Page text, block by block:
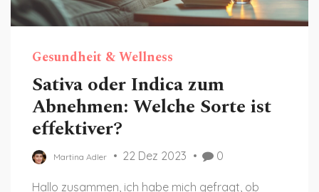
Gesundheit & Wellness
Sativa oder Indica zum
Abnehmen: Welche Sorte ist
effektiver?
Martina Adler 22 Dez 2023 0
Hallo zusammen, ich habe mich gefragt, ob